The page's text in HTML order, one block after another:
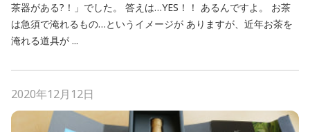
茶器がある?！」でした。 答えは…YES！！ あるんですよ。 お茶
は急須で淹れるもの…というイメージが ありますが、近年お茶を
淹れる道具が ...
2020年12月12日